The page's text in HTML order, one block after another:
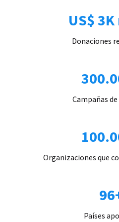
US$
Donaciones
Campañas
Organizaciones que
Países